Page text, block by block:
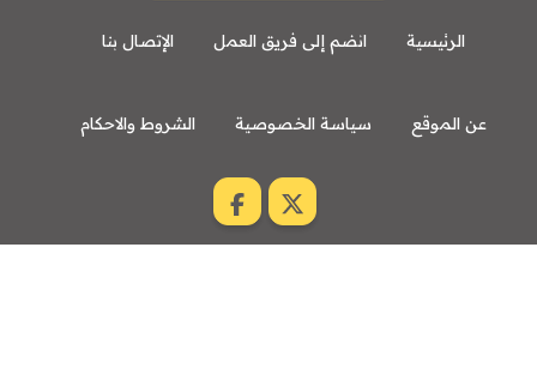
الرئيسية انضم إلى فريق العمل الإتصال بنا
عن الموقع سياسة الخصوصية الشروط والاحكام